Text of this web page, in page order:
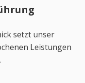
setzt unser
Leistungen